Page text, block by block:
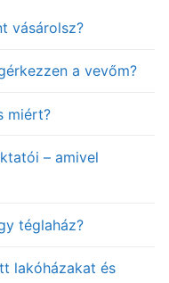
vásárolsz?
a vevőm?
miért?
– amivel
téglaház?
lakóházakat és